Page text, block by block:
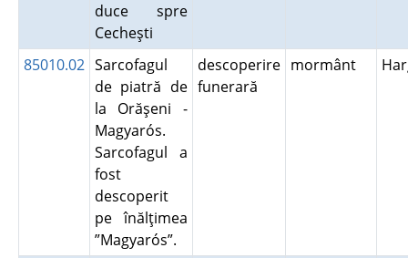
duce spre
Cecheşti
85010.02 Sarcofagul
de piatră de
la Orăşeni -
Magyarós.
Sarcofagul a
fost
descoperit
pe înălţimea
”Magyarós”.
descoperire
funerară
mormânt